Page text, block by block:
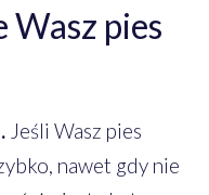
Wasz pies
Jeśli Wasz pies
nawet gdy nie